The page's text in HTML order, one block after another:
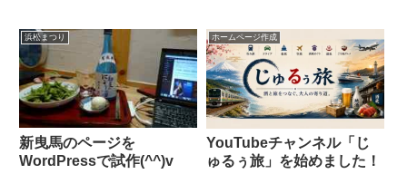
浜松まつり
新曳馬のページを
WordPressで試作(^^)v
ホームページ作成
YouTubeチャンネル「じ
ゅるぅ旅」を始めました！